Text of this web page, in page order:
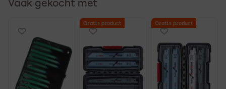
Vaak gekocht met
Gratis product Gratis product